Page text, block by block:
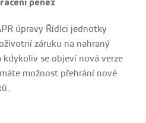
peněz
úpravy Řídíci jednotky
záruku na nahraný
kdykoliv se objeví nová verze
možnost přehrání nové